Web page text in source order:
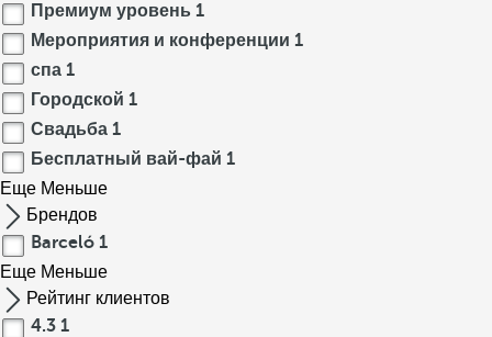
Премиум уровень 1
Мероприятия и конференции 1
спа 1
Городской 1
Свадьба 1
Бесплатный вай-фай 1
Еще Меньше
Брендов
Barceló 1
Еще Меньше
Рейтинг клиентов
4.3 1